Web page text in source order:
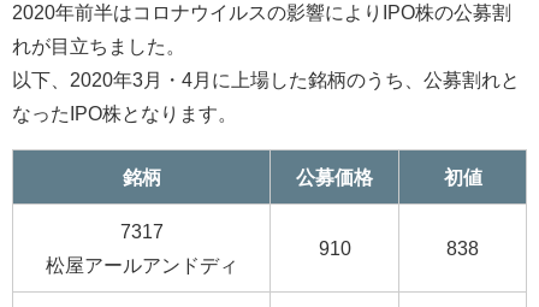
2020年前半はコロナウイルスの影響によりIPO株の公募割
れが目立ちました。
以下、2020年3月・4月に上場した銘柄のうち、公募割れと
なったIPO株となります。
銘柄 公募価格 初値
7317
松屋アールアンドディ
910 838